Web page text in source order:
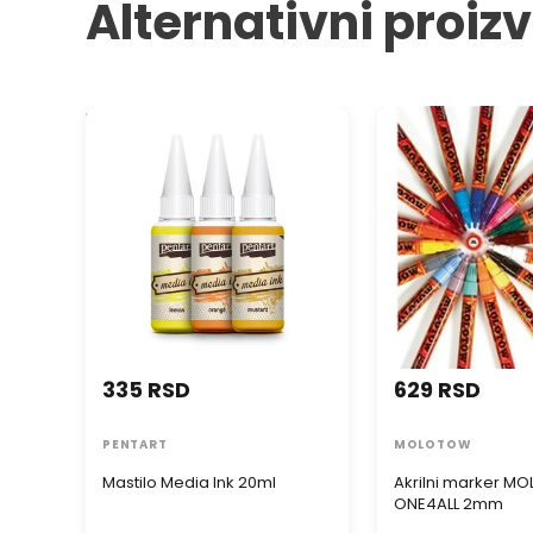
Alternativni
Mastilo Media Ink 20ml
Mastilo Media Ink 20ml
335 RSD
PENTART
Akrilni marker
ONE4ALL 2mm
Akrilni marker
ONE4ALL 2mm
629 RSD
MOLOTOW